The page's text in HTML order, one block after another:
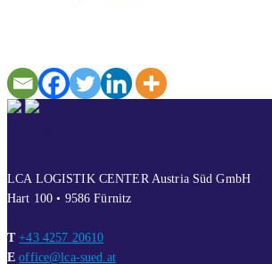
LCA LOGISTIK CENTER Austria Süd GmbH
Hart 100 • 9586 Fürnitz
T +43 4257 20610
E office@lca-sued.at